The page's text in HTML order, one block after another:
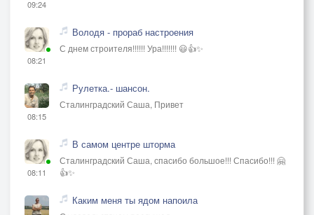
09:24
08:21
Володя - прораб настроения
С днем строителя!!!!!! Ура!!!!!!! 😃👍✨
08:15
Рулетка.- шансон.
Сталинградский Саша, Привет
08:11
В самом центре шторма
Сталинградский Саша, спасибо большое!!! Спасибо!!! 🤗
👍✨
Каким меня ты ядом напоила